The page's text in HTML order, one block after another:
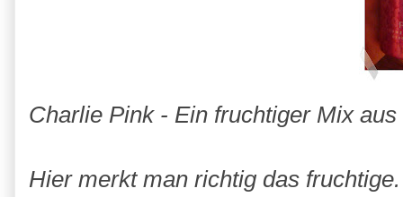
Charlie Pink - Ein fruchtiger Mix
Hier merkt man richtig das